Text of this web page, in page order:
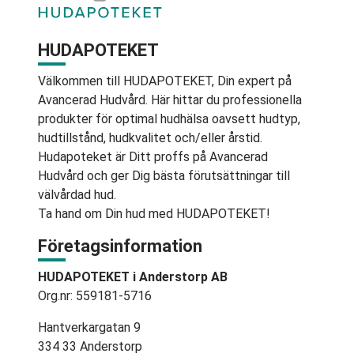
HUDAPOTEKET
Välkommen till HUDAPOTEKET, Din expert på
Avancerad Hudvård. Här hittar du professionella
produkter för optimal hudhälsa oavsett hudtyp,
hudtillstånd, hudkvalitet och/eller årstid.
Hudapoteket är Ditt proffs på Avancerad
Hudvård och ger Dig bästa förutsättningar till
välvårdad hud.
Ta hand om Din hud med HUDAPOTEKET!
Företagsinformation
HUDAPOTEKET i Anderstorp AB
Org.nr: 559181-5716
Hantverkargatan 9
334 33 Anderstorp